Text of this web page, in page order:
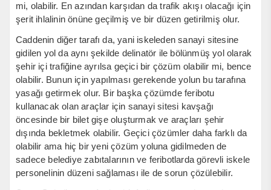
mi, olabilir. En azından karşıdan da trafik akışı olacağı için
şerit ihlalinin önüne geçilmiş ve bir düzen getirilmiş olur.
Caddenin diğer tarafı da, yani iskeleden sanayi sitesine
gidilen yol da aynı şekilde delinatör ile bölünmüş yol olarak
şehir içi trafiğine ayrılsa geçici bir çözüm olabilir mi, bence
olabilir. Bunun için yapılması gerekende yolun bu tarafına
yasağı getirmek olur. Bir başka çözümde feribotu
kullanacak olan araçlar için sanayi sitesi kavşağı
öncesinde bir bilet gişe oluşturmak ve araçları şehir
dışında bekletmek olabilir. Geçici çözümler daha farklı da
olabilir ama hiç bir yeni çözüm yoluna gidilmeden de
sadece belediye zabıtalarının ve feribotlarda görevli iskele
personelinin düzeni sağlaması ile de sorun çözülebilir.